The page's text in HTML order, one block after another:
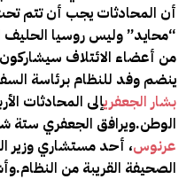
أن المحادثات يجب أن تتم
“محايد”وليس روسيا
من أعضاء الائتلاف
ينضم وفد للنظام برئاسة
بشار الجعفريإلى المحادثات
الوطن.ويرافق الجعفري ستة
عرنوس، أحد مستشاري وزير
الصحيفة القريبة من النظام.